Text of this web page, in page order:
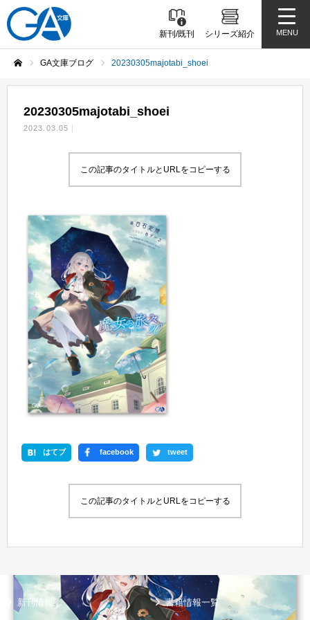
新刊/既刊 シリーズ紹介 MENU
GA文庫ブログ 20230305majotabi_shoei
20230305majotabi_shoei
2023.03.05
この記事のタイトルとURLをコピーする
はてブ facebook tweet
この記事のタイトルとURLをコピーする
新刊情報 書籍情報一覧